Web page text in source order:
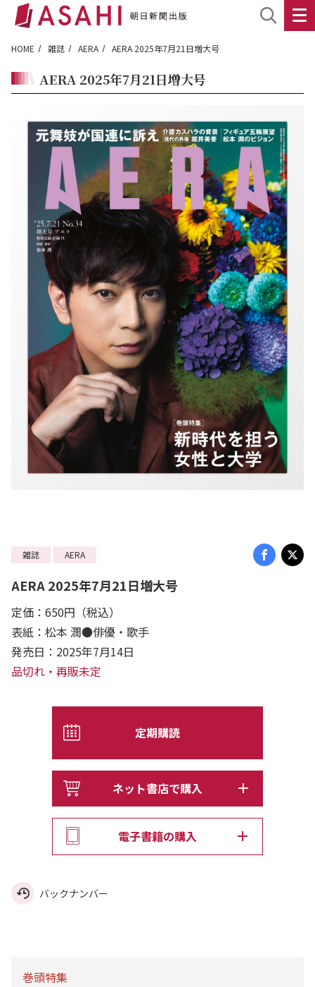
HOME 雑誌 AERA AERA 2025年7月21日増大号
AERA 2025年7月21日増大号
雑誌 AERA
AERA 2025年7月21日増大号
定価：650円（税込）
表紙：松本 潤●俳優・歌手
発売日：2025年7月14日
品切れ・再販未定
定期購読
ネット書店で購入
電子書籍の購入
バックナンバー
巻頭特集